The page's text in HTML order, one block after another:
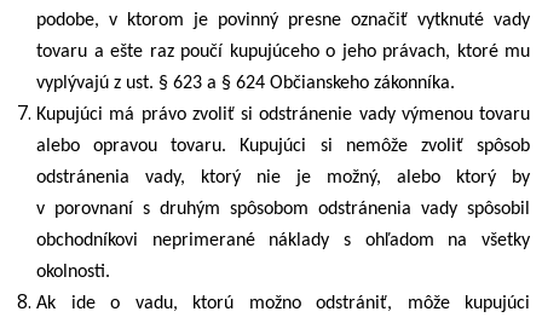
podobe, v ktorom je povinný presne označiť vytknuté vady
tovaru a ešte raz poučí kupujúceho o jeho právach, ktoré mu
vyplývajú z ust. § 623 a § 624 Občianskeho zákonníka.
Kupujúci má právo zvoliť si odstránenie vady výmenou tovaru
alebo opravou tovaru. Kupujúci si nemôže zvoliť spôsob
odstránenia vady, ktorý nie je možný, alebo ktorý by
v porovnaní s druhým spôsobom odstránenia vady spôsobil
obchodníkovi neprimerané náklady s ohľadom na všetky
okolnosti.
Ak ide o vadu, ktorú možno odstrániť, môže kupujúci